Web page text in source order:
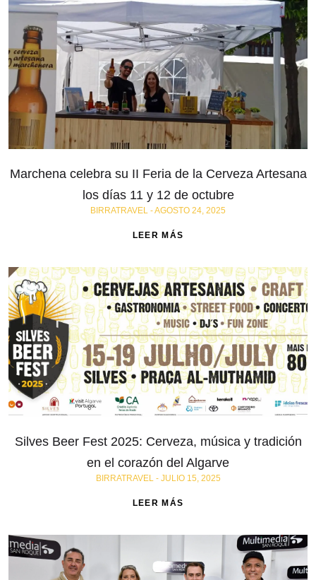
Marchena celebra su II Feria de la Cerveza Artesana
los días 11 y 12 de octubre
BIRRATRAVEL AGOSTO 24, 2025
LEER MÁS
Silves Beer Fest 2025: Cerveza, música y tradición
en el corazón del Algarve
BIRRATRAVEL JULIO 15, 2025
LEER MÁS